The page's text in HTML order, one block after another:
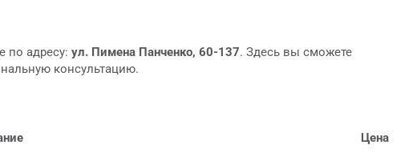
по адресу: ул. Пимена Панченко, 60-137. Здесь вы сможете
консультацию.
Цена